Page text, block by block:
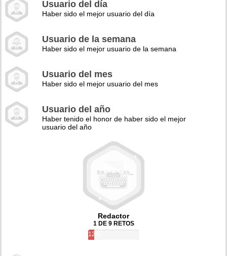
Usuario del día
Haber sido el mejor usuario del día
Usuario de la semana
Haber sido el mejor usuario de la semana
Usuario del mes
Haber sido el mejor usuario del mes
Usuario del año
Haber tenido el honor de haber sido el mejor
usuario del año
Redactor
1 DE 9 RETOS
12%